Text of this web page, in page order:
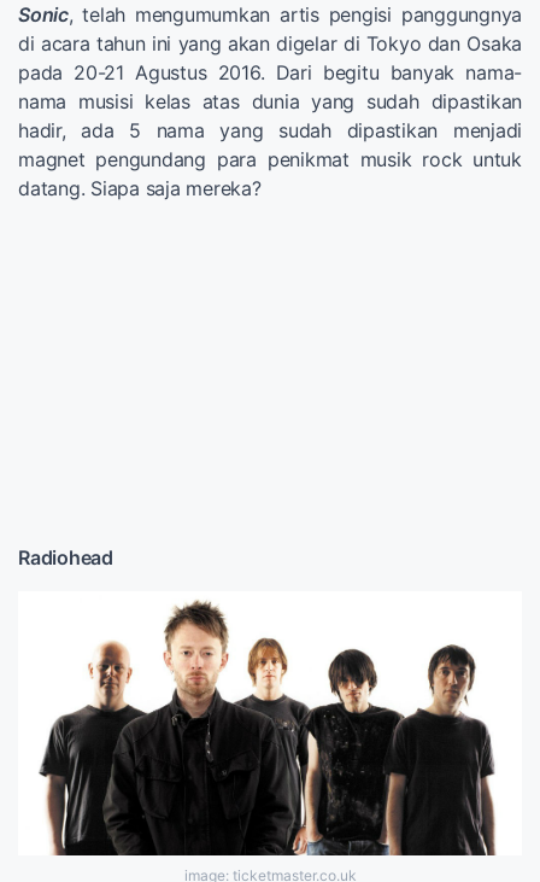
Sonic, telah mengumumkan artis pengisi panggungnya
di acara tahun ini yang akan digelar di Tokyo dan Osaka
pada 20-21 Agustus 2016. Dari begitu banyak nama-
nama musisi kelas atas dunia yang sudah dipastikan
hadir, ada 5 nama yang sudah dipastikan menjadi
magnet pengundang para penikmat musik rock untuk
datang. Siapa saja mereka?
Radiohead
image: ticketmaster.co.uk